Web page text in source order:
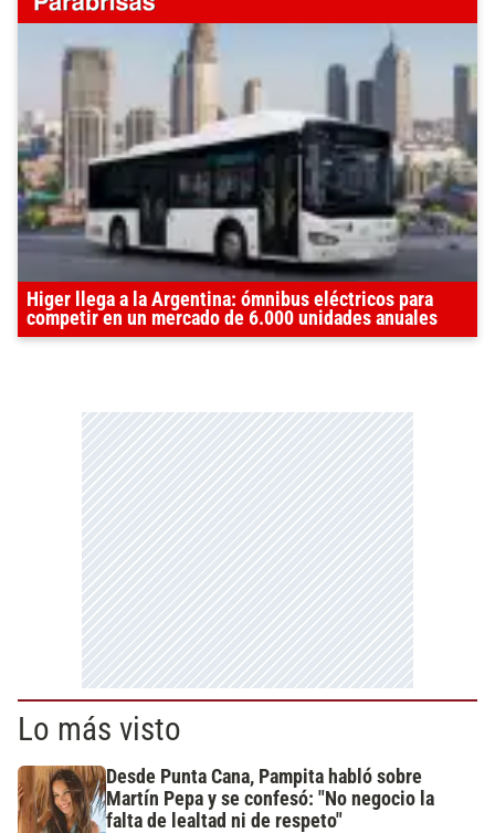
Higer llega a la Argentina: ómnibus eléctricos para
competir en un mercado de 6.000 unidades anuales
Lo más visto
Desde Punta Cana, Pampita habló sobre
Martín Pepa y se confesó: "No negocio la
falta de lealtad ni de respeto"